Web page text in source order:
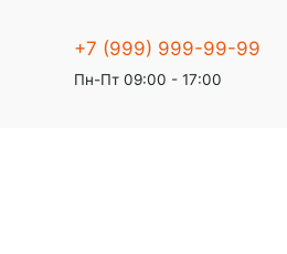
+7 (999) 999-99-99
Пн-Пт 09:00 - 17:00